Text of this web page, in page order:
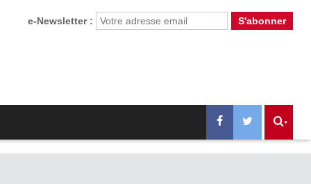
e-Newsletter :